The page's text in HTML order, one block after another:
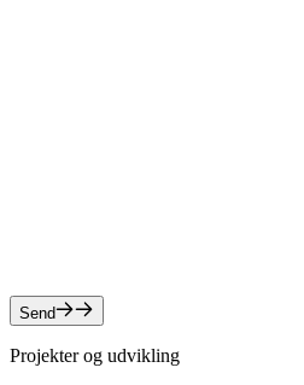
Send
Projekter og udvikling